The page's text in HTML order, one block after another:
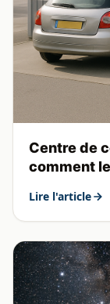
Centre de
comment
Lire l'article